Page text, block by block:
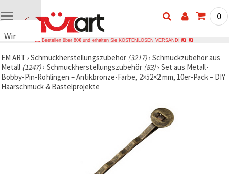
Wir
Cookies
🍪 Wir
verwenden
Cookies
0
Bestellen über 80€ und erhalten Sie KOSTENLOSEN VERSAND!
EM ART › Schmuckherstellungszubehör (3217)› Schmuckzubehör aus
Metall (1247)› Schmuckherstellungszubehör (83)› Set aus Metall-
Bobby-Pin-Rohlingen – Antikbronze-Farbe, 2×52×2 mm, 10er-Pack – DIY
Haarschmuck & Bastelprojekte